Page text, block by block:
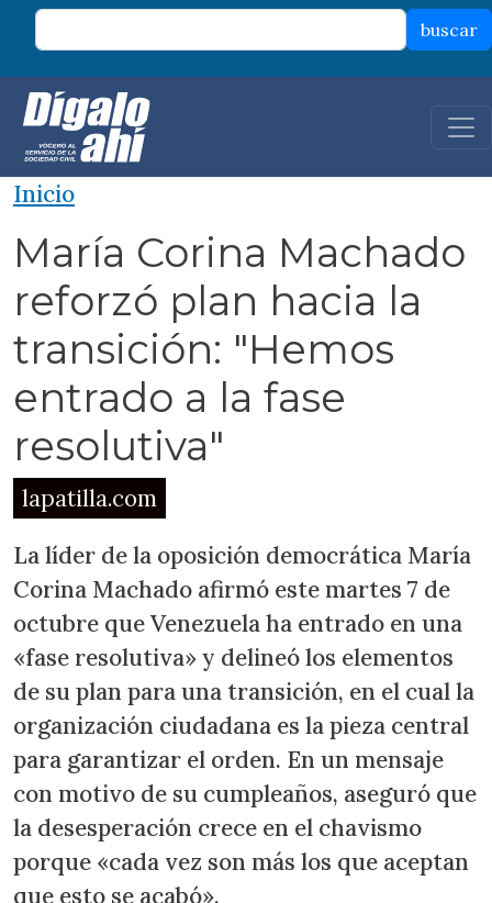
Pasar al contenido principal
buscar
Inicio
María Corina Machado
reforzó plan hacia la
transición: "Hemos
entrado a la fase
resolutiva"
lapatilla.com
La líder de la oposición democrática María
Corina Machado afirmó este martes 7 de
octubre que Venezuela ha entrado en una
«fase resolutiva» y delineó los elementos
de su plan para una transición, en el cual la
organización ciudadana es la pieza central
para garantizar el orden. En un mensaje
con motivo de su cumpleaños, aseguró que
la desesperación crece en el chavismo
porque «cada vez son más los que aceptan
que esto se acabó».